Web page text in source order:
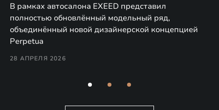
В рамках автосалона EXEED представил
полностью обновлённый модельный ряд,
объединённый новой дизайнерской концепцией
Perpetua
28 АПРЕЛЯ 2026